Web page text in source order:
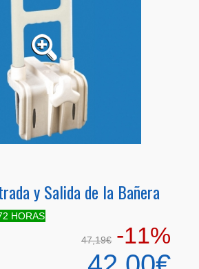
y Salida de la Bañera
HORAS
47,19€ -11%